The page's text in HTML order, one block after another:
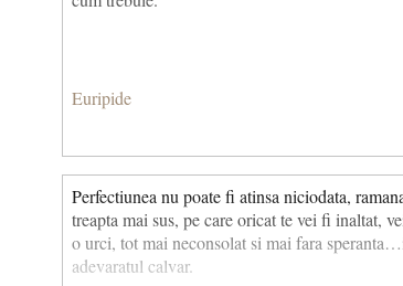
Euripide
Perfectiunea nu poate fi atinsa niciodata,
treapta mai sus, pe care oricat te vei fi inaltat,
o urci, tot mai neconsolat si mai fara
adevaratul calvar.